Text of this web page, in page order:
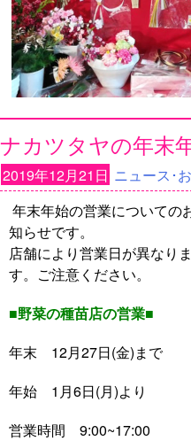
ナカツタヤの年末
2019年12月21日 ニュース･
年末年始の営業についての
知らせです。
店舗により営業日が異なりま
す。ご注意ください。
■野菜の種苗店の営業■
年末 12月27日(金)まで
年始 1月6日(月)より
営業時間 9:00~17:00